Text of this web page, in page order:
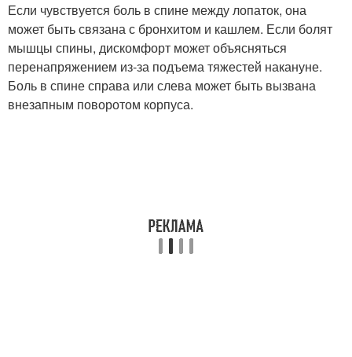
Если чувствуется боль в спине между лопаток, она
может быть связана с бронхитом и кашлем. Если болят
мышцы спины, дискомфорт может объясняться
перенапряжением из-за подъема тяжестей накануне.
Боль в спине справа или слева может быть вызвана
внезапным поворотом корпуса.